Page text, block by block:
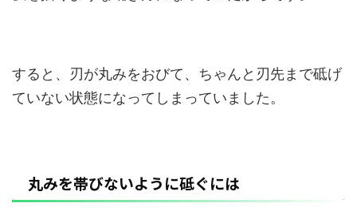
すると、刃が丸みをおびて、ちゃんと刃先まで砥げ
ていない状態になってしまっていました。
丸みを帯びないように砥ぐには